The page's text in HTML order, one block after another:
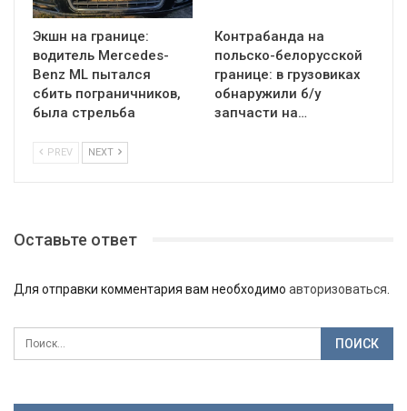
Экшн на границе:
водитель Mercedes-
Benz ML пытался
сбить пограничников,
была стрельба
Контрабанда на
польско-белорусской
границе: в грузовиках
обнаружили б/у
запчасти на…
PREV NEXT
Оставьте ответ
Для отправки комментария вам необходимо авторизоваться